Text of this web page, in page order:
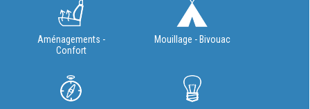
Aménagements -
Confort
Mouillage - Bivouac